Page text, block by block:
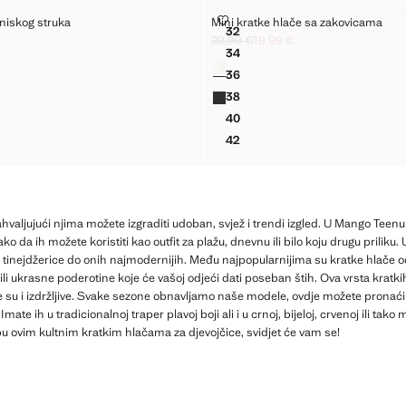
NISKOG STRUKA
NISKOG STRUKA
NISKOG STRUKA
NISKOG STRUKA
NISKOG STRUKA
NISKOG STRUKA
struka
NISKOG STRUKA
[25,99 € ]
€ ]
Veličine
32MINI KRATKE HLAČE SA
34MINI KRATKE HLAČE SA
36MINI KRATKE HLAČE SA
38MINI KRATKE HLAČE SA
40MINI KRATKE HLAČE SA
42MINI KRATKE HLAČE SA
Mini kratke hlače sa zakovicama
MINI KRATKE HLAČE SA
Početna cijena prekrižena [29,99 € ]
29,99 €
Trenutačna cijena [19,99 € ]
19,99 €
Boje
njima možete izgraditi udoban, svjež i trendi izgled. U Mango
da ih možete koristiti kao outfit za plažu, dnevnu ili bilo koju drugu priliku.
do onih najmodernijih. Među najpopularnijima su kratke hlače
ukrasne poderotine koje će vašoj odjeći dati poseban štih. Ova vrsta
i izdržljive. Svake sezone obnavljamo naše modele, ovdje možete
ih u tradicionalnoj traper plavoj boji ali i u crnoj, bijeloj, crvenoj ili tako
ovim kultnim kratkim hlačama za djevojčice, svidjet će vam se!